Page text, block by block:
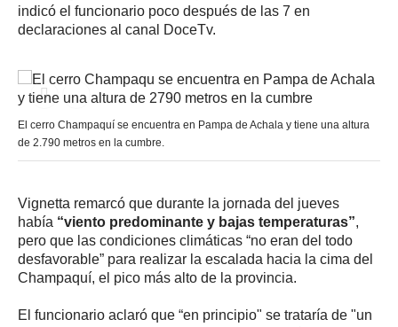
indicó el funcionario poco después de las 7 en
declaraciones al canal DoceTv.
El cerro Champaquí se encuentra en Pampa de Achala y tiene una altura
de 2.790 metros en la cumbre.
Vignetta remarcó que durante la jornada del jueves
había “viento predominante y bajas temperaturas”,
pero que las condiciones climáticas “no eran del todo
desfavorable” para realizar la escalada hacia la cima del
Champaquí, el pico más alto de la provincia.
El funcionario aclaró que “en principio" se trataría de "un